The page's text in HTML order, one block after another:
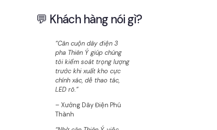
💬 Khách hàng nói gì?
“Cân cuộn dây điện 3
pha Thiên Ý giúp chúng
tôi kiểm soát trọng lượng
trước khi xuất kho cực
chính xác, dễ thao tác,
LED rõ.”
– Xưởng Dây Điện Phú
Thành